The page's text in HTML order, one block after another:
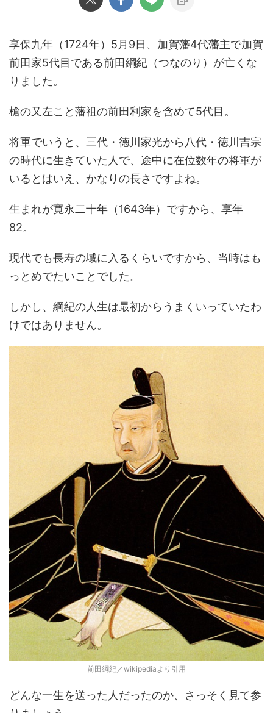
享保九年（1724年）5月9日、加賀藩4代藩主で加賀
前田家5代目である前田綱紀（つなのり）が亡くな
りました。
槍の又左こと藩祖の前田利家を含めて5代目。
将軍でいうと、三代・徳川家光から八代・徳川吉宗
の時代に生きていた人で、途中に在位数年の将軍が
いるとはいえ、かなりの長さですよね。
生まれが寛永二十年（1643年）ですから、享年
82。
現代でも長寿の域に入るくらいですから、当時はも
っとめでたいことでした。
しかし、綱紀の人生は最初からうまくいっていたわ
けではありません。
前田綱紀／wikipediaより引用
どんな一生を送った人だったのか、さっそく見て参